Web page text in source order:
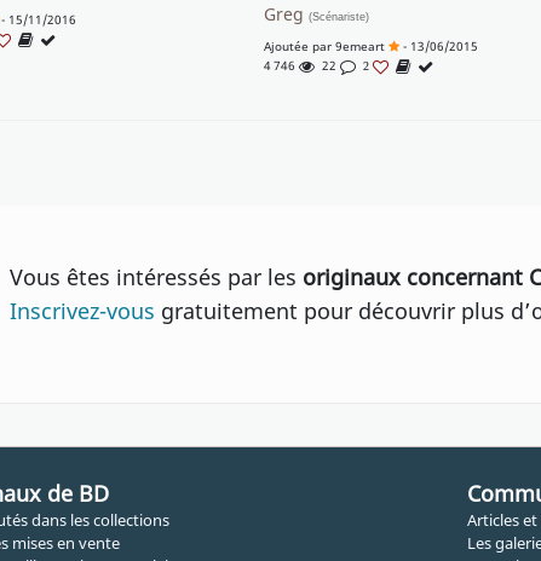
15/11/2016
Greg (Scénariste)
Ajoutée par 9emeart
- 13/06/2015
4 746
22 2
Vous êtes intéressés par les originaux concernant
Inscrivez-vous gratuitement pour découvrir plus
de BD
dans les collections
mises en vente
Articles
Les